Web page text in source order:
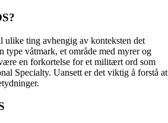
ulike ting avhengig av konteksten det
type våtmark, et område med myrer og
en forkortelse for et militært ord som
Specialty. Uansett er det viktig å forstå at